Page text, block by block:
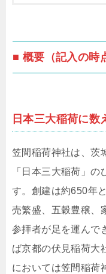
■ 概要（記入の時
日本三大稲荷に数
笠間稲荷神社は、茨
「日本三大稲荷」
す。創建は約650年
売繁盛、五穀豊穣、
参拝者が足を運んで
ば京都の伏見稲荷大
においては笠間稲荷